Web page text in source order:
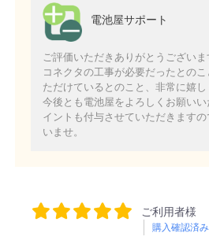
電池屋サポート
ご評価いただきありがとうございま
コネクタの工事が必要だったとの
ただけているとのこと、非常に嬉し
今後とも電池屋をよろしくお願い
イントも付与させていただきます
いませ。
ご利用者様
購入確認済み